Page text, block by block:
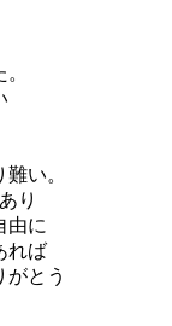
い。
り
由に
れば
とう